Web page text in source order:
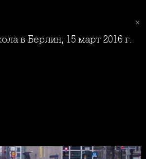
в Берлин, 15 март 2016 г.